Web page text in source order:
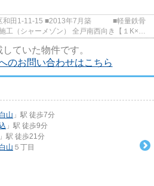
ていた物件です。
のお問い合わせはこちら
山 」駅 徒歩7分
」駅 徒歩9分
」駅 徒歩21分
山 ５丁目